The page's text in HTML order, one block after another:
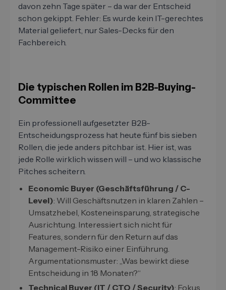
davon zehn Tage später – da war der Entscheid
schon gekippt. Fehler: Es wurde kein IT-gerechtes
Material geliefert, nur Sales-Decks für den
Fachbereich.
Die typischen Rollen im B2B-Buying-
Committee
Ein professionell aufgesetzter B2B-
Entscheidungsprozess hat heute fünf bis sieben
Rollen, die jede anders pitchbar ist. Hier ist, was
jede Rolle wirklich wissen will – und wo klassische
Pitches scheitern.
Economic Buyer (Geschäftsführung / C-
Level): Will Geschäftsnutzen in klaren Zahlen –
Umsatzhebel, Kosteneinsparung, strategische
Ausrichtung. Interessiert sich nicht für
Features, sondern für den Return auf das
Management-Risiko einer Einführung.
Argumentationsmuster: „Was bewirkt diese
Entscheidung in 18 Monaten?“
Technical Buyer (IT / CTO / Security): Fokus